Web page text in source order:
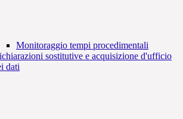
Monitoraggio tempi procedimentali
sostitutive e acquisizione d'ufficio
dati